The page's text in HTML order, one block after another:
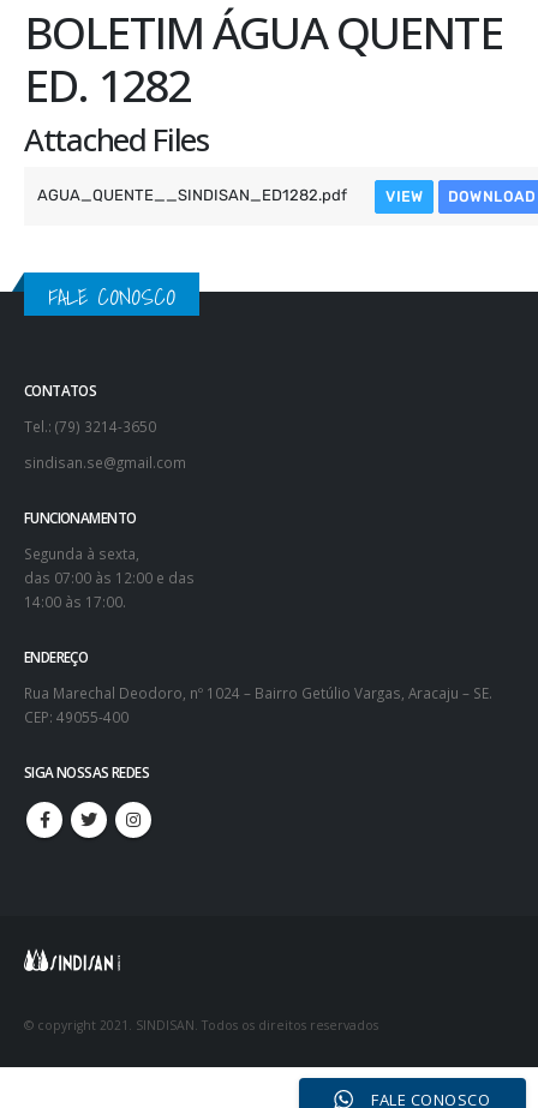
BOLETIM ÁGUA QUENTE
ED. 1282
Attached Files
AGUA_QUENTE__SINDISAN_ED1282.pdf VIEW DOWNLOAD
FALE CONOSCO
CONTATOS
Tel.: (79) 3214-3650
sindisan.se@gmail.com
FUNCIONAMENTO
Segunda à sexta,
das 07:00 às 12:00 e das
14:00 às 17:00.
ENDEREÇO
Rua Marechal Deodoro, nº 1024 – Bairro Getúlio Vargas, Aracaju – SE.
CEP: 49055-400
SIGA NOSSAS REDES
© copyright 2021. SINDISAN. Todos os direitos reservados
FALE CONOSCO